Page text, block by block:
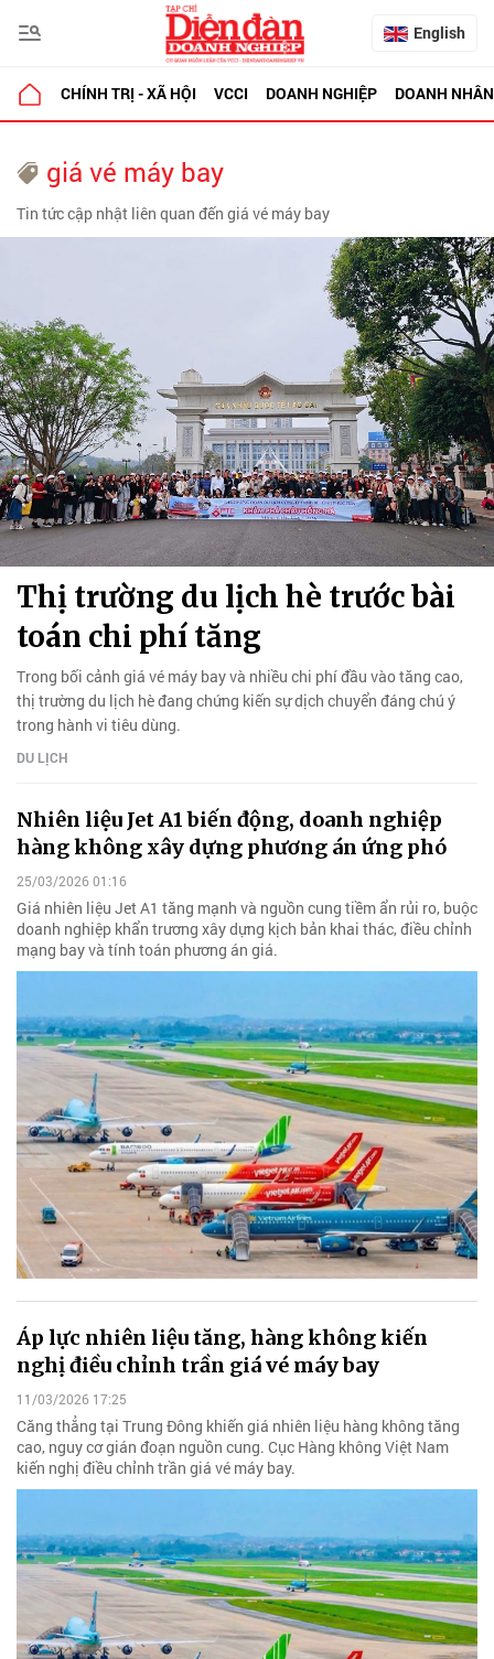
English
CHÍNH TRỊ - XÃ HỘI VCCI DOANH NGHIỆP DOANH NHÂN
giá vé máy bay
Tin tức cập nhật liên quan đến giá vé máy bay
Thị trường du lịch hè trước bài
toán chi phí tăng
Trong bối cảnh giá vé máy bay và nhiều chi phí đầu vào tăng cao,
thị trường du lịch hè đang chứng kiến sự dịch chuyển đáng chú ý
trong hành vi tiêu dùng.
DU LỊCH
Nhiên liệu Jet A1 biến động, doanh nghiệp
hàng không xây dựng phương án ứng phó
25/03/2026 01:16
Giá nhiên liệu Jet A1 tăng mạnh và nguồn cung tiềm ẩn rủi ro, buộc
doanh nghiệp khẩn trương xây dựng kịch bản khai thác, điều chỉnh
mạng bay và tính toán phương án giá.
Áp lực nhiên liệu tăng, hàng không kiến
nghị điều chỉnh trần giá vé máy bay
11/03/2026 17:25
Căng thẳng tại Trung Đông khiến giá nhiên liệu hàng không tăng
cao, nguy cơ gián đoạn nguồn cung. Cục Hàng không Việt Nam
kiến nghị điều chỉnh trần giá vé máy bay.